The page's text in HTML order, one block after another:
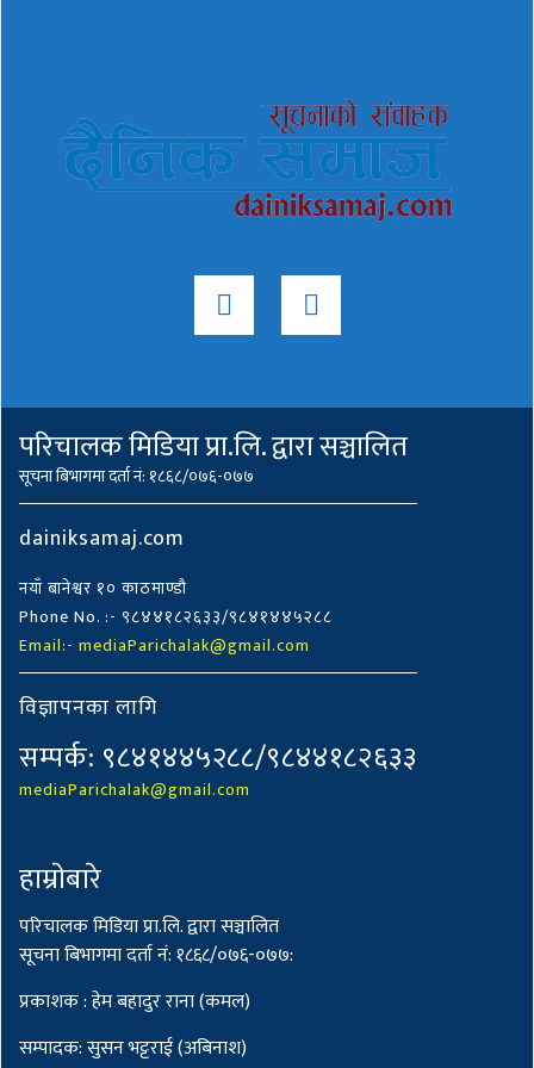
परिचालक मिडिया प्रा.लि. द्वारा सञ्चालित
सूचना बिभागमा दर्ता नं: १८६८/०७६-०७७
dainiksamaj.com
नयाँ बानेश्वर १० काठमाण्डौ
Phone No. :- ९८४४१८२६३३/९८४१४४५२८८
Email:- mediaParichalak@gmail.com
विज्ञापनका लागि
सम्पर्क: ९८४१४४५२८८/९८४४१८२६३३
mediaParichalak@gmail.com
हाम्राेबारे
परिचालक मिडिया प्रा.लि. द्वारा सञ्चालित
सूचना बिभागमा दर्ता नं: १८६८/०७६-०७७:
प्रकाशक : हेम बहादुर राना (कमल)
सम्पादक: सुसन भट्टराई (अबिनाश)